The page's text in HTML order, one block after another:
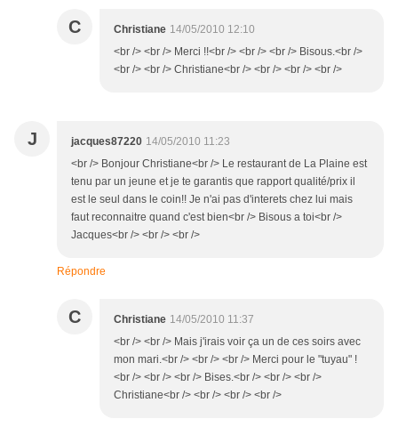
C Christiane 14/05/2010 12:10
<br /> <br /> Merci !!<br /> <br /> <br /> Bisous.<br />
<br /> <br /> Christiane<br /> <br /> <br /> <br />
J jacques87220 14/05/2010 11:23
<br /> Bonjour Christiane<br /> Le restaurant de La Plaine est
tenu par un jeune et je te garantis que rapport qualité/prix il
est le seul dans le coin!! Je n'ai pas d'interets chez lui mais
faut reconnaitre quand c'est bien<br /> Bisous a toi<br />
Jacques<br /> <br /> <br />
Répondre
C Christiane 14/05/2010 11:37
<br /> <br /> Mais j'irais voir ça un de ces soirs avec
mon mari.<br /> <br /> <br /> Merci pour le "tuyau" !
<br /> <br /> <br /> Bises.<br /> <br /> <br />
Christiane<br /> <br /> <br /> <br />